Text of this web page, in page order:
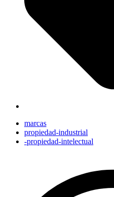
marcas
propiedad-industrial
-propiedad-intelectual